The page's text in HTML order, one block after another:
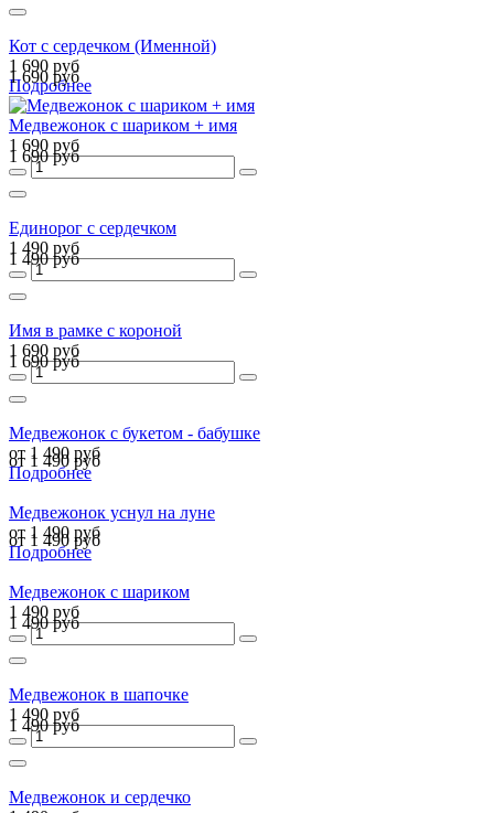
Кот с сердечком (Именной)
1 690 руб
1 690 руб
Подробнее
Медвежонок с шариком + имя
1 690 руб
1 690 руб
Единорог с сердечком
1 490 руб
1 490 руб
Имя в рамке с короной
1 690 руб
1 690 руб
Медвежонок с букетом - бабушке
от 1 490 руб
от 1 490 руб
Подробнее
Медвежонок уснул на луне
от 1 490 руб
от 1 490 руб
Подробнее
Медвежонок с шариком
1 490 руб
1 490 руб
Медвежонок в шапочке
1 490 руб
1 490 руб
Медвежонок и сердечко